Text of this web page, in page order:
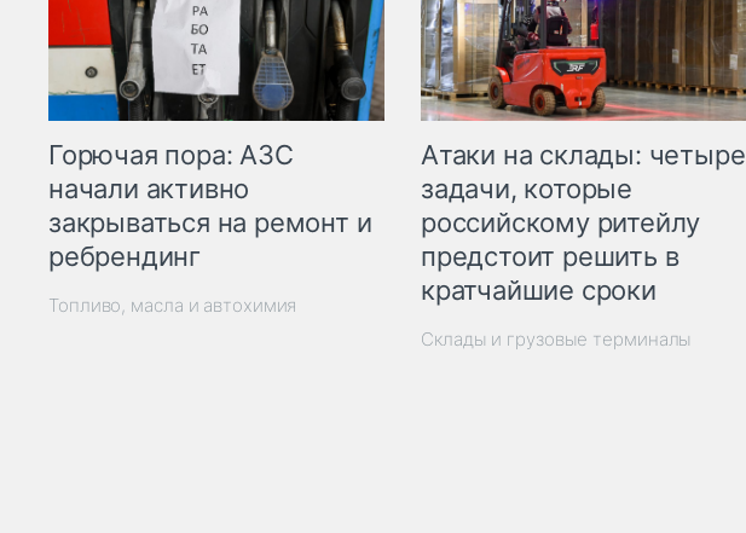
Горючая пора: АЗС
начали активно
закрываться на ремонт и
ребрендинг
Топливо, масла и автохимия
Атаки на склады: четыре
задачи, которые
российскому ритейлу
предстоит решить в
кратчайшие сроки
Склады и грузовые терминалы